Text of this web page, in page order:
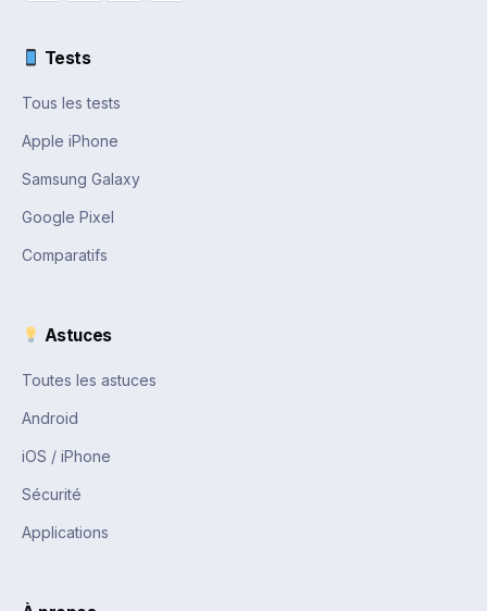
Tests
Tous les tests
Apple iPhone
Samsung Galaxy
Google Pixel
Comparatifs
Astuces
Toutes les astuces
Android
iOS / iPhone
Sécurité
Applications